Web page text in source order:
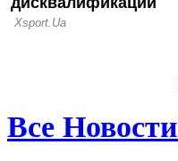
Все Новости